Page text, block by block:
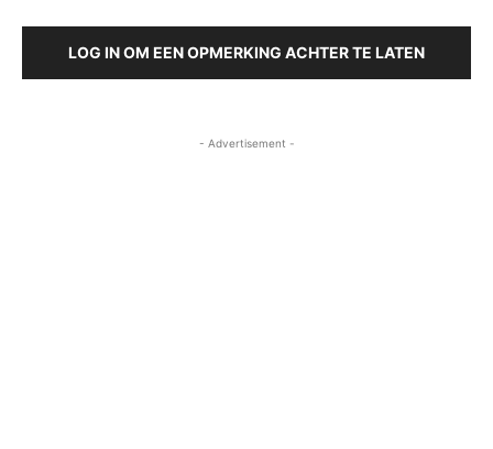
LOG IN OM EEN OPMERKING ACHTER TE LATEN
- Advertisement -